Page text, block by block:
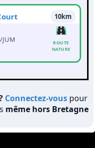
10km
JUM
ROUTE
NATURE
Connectez-vous pour
même hors Bretagne